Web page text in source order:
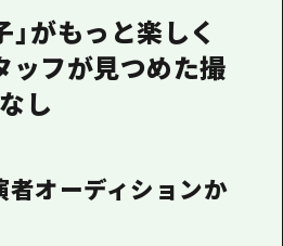
」がもっと楽しく
ッフが見つめた撮
し
者オーディションか